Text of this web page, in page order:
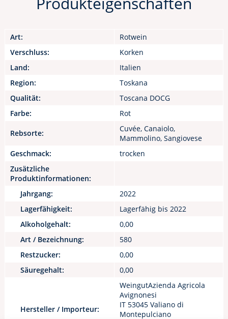
Art:
Rotwein
Verschluss:
Korken
Land:
Italien
Region:
Toskana
Qualität:
Toscana DOCG
Farbe:
Rot
Rebsorte:
Cuvée, Canaiolo,
Mammolino, Sangiovese
Geschmack:
trocken
Zusätzliche
Produktinformationen:
Jahrgang:
2022
Lagerfähigkeit:
Lagerfähig bis 2022
Alkoholgehalt:
0,00
Art / Bezeichnung:
580
Restzucker:
0,00
Säuregehalt:
0,00
Hersteller / Importeur:
WeingutAzienda Agricola
Avignonesi
IT 53045 Valiano di
Montepulciano